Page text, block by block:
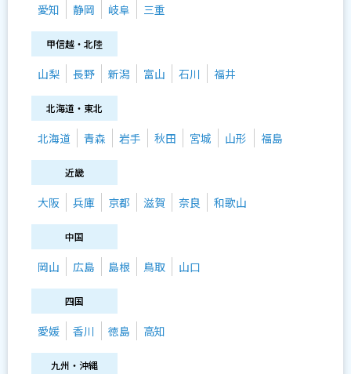
愛知 静岡 岐阜 三重
甲信越・北陸
山梨 長野 新潟 富山 石川 福井
北海道・東北
北海道 青森 岩手 秋田 宮城 山形 福島
近畿
大阪 兵庫 京都 滋賀 奈良 和歌山
中国
岡山 広島 島根 鳥取 山口
四国
愛媛 香川 徳島 高知
九州・沖縄